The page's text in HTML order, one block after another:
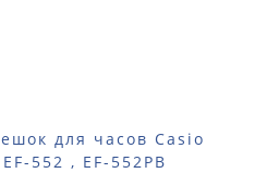
для часов Casio
EF-552 , EF-552PB